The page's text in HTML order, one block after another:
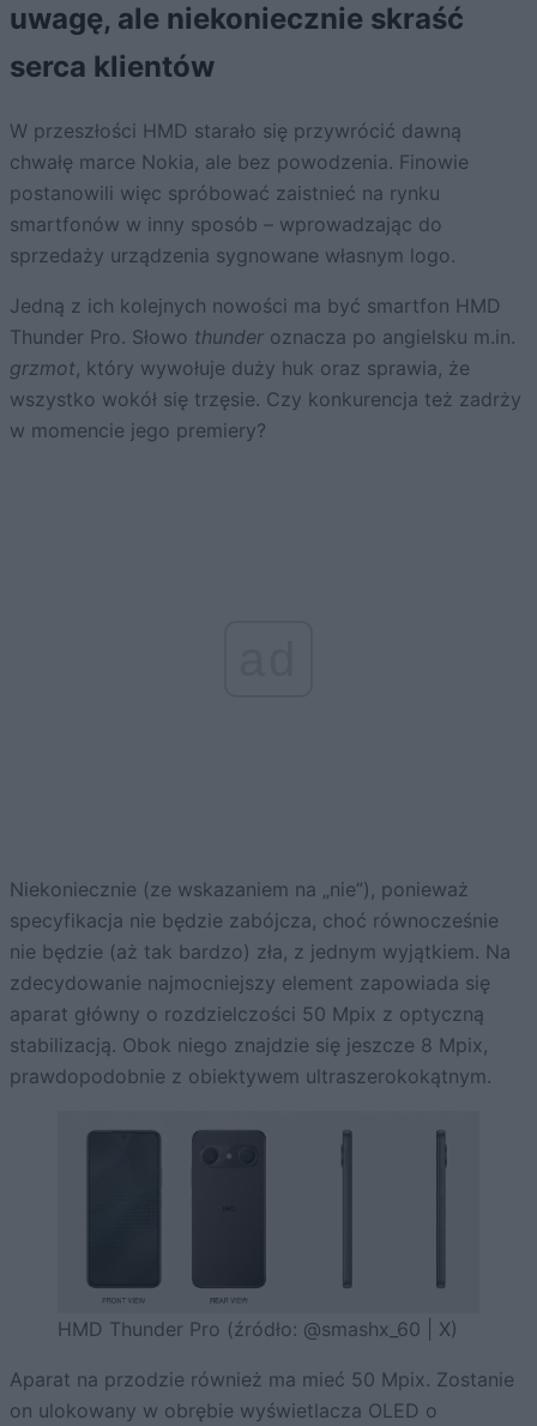
uwagę, ale niekoniecznie skraść
serca klientów
W przeszłości HMD starało się przywrócić dawną
chwałę marce Nokia, ale bez powodzenia. Finowie
postanowili więc spróbować zaistnieć na rynku
smartfonów w inny sposób – wprowadzając do
sprzedaży urządzenia sygnowane własnym logo.
Jedną z ich kolejnych nowości ma być smartfon HMD
Thunder Pro. Słowo thunder oznacza po angielsku m.in.
grzmot, który wywołuje duży huk oraz sprawia, że
wszystko wokół się trzęsie. Czy konkurencja też zadrży
w momencie jego premiery?
Niekoniecznie (ze wskazaniem na „nie”), ponieważ
specyfikacja nie będzie zabójcza, choć równocześnie
nie będzie (aż tak bardzo) zła, z jednym wyjątkiem. Na
zdecydowanie najmocniejszy element zapowiada się
aparat główny o rozdzielczości 50 Mpix z optyczną
stabilizacją. Obok niego znajdzie się jeszcze 8 Mpix,
prawdopodobnie z obiektywem ultraszerokokątnym.
HMD Thunder Pro (źródło: @smashx_60 | X)
Aparat na przodzie również ma mieć 50 Mpix. Zostanie
on ulokowany w obrębie wyświetlacza OLED o